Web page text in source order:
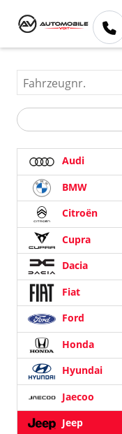
Fahrzeugnr.
Audi
BMW
Citroën
Cupra
Dacia
Fiat
Ford
Honda
Hyundai
Jaecoo
Jeep